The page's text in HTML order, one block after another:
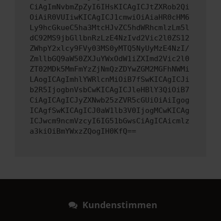
CiAgImNvbmZpZyI6IHsKICAgICJtZXRob2Qi
OiAiR0VUIiwKICAgICJ1cmwiOiAiaHR0cHM6
Ly9hcGkueC5ha3MtcHJvZC5hdWRhcmlzLm5l
dC92MS9jbGllbnRzLzE4NzIvd2Vic2l0ZS12
ZWhpY2xlcy9FVy03MS0yMTQ5NyUyMzE4NzI/
ZmllbGQ9aW50ZXJuYWxOdW1iZXImd2Vic2l0
ZT02MDk5MmFmYzZjNmQzZDYwZGM2MGFhNWMi
LAogICAgImhlYWRlcnMiOiB7fSwKICAgICJi
b2R5IjogbnVsbCwKICAgICJleHBlY3QiOiB7
CiAgICAgICJyZXNwb25zZVR5cGUiOiAiIgog
ICAgfSwKICAgICJ0aW1lb3V0IjogMCwKICAg
ICJwcm9ncmVzcyI6IG51bGwsCiAgICAicmlz
a3kiOiBmYWxzZQogIH0KfQ==
Kundenstimmen